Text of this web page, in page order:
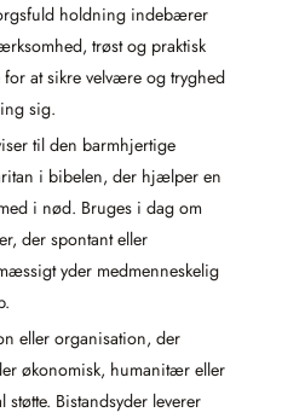
holdning indebærer
trøst og praktisk
for at sikre velvære og tryghed
sig.
til den barmhjertige
i bibelen, der hjælper en
i nød. Bruges i dag om
der spontant eller
yder medmenneskelig
eller organisation, der
økonomisk, humanitær eller
støtte. Bistandsyder leverer